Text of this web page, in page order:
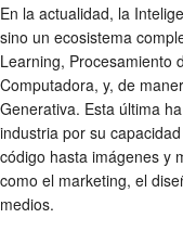
En la actualidad, la
sino un ecosistema
Learning, Procesamiento
Computadora, y, de
Generativa. Esta última
industria por su
código hasta imágenes y
como el marketing, el
medios.